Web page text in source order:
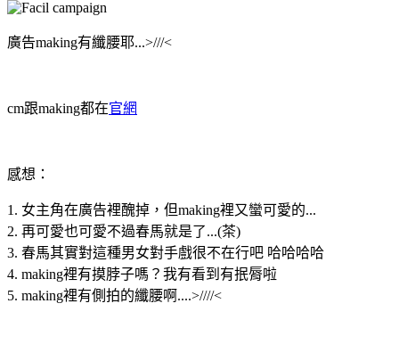
廣告making有纖腰耶...>///<
cm跟making都在官網
感想：
1. 女主角在廣告裡醜掉，但making裡又蠻可愛的...
2. 再可愛也可愛不過春馬就是了...(茶)
3. 春馬其實對這種男女對手戲很不在行吧 哈哈哈哈
4. making裡有摸脖子嗎？我有看到有抿脣啦
5. making裡有側拍的纖腰啊....>////<